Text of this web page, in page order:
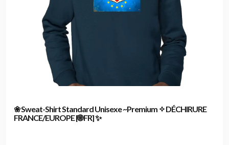
❀ Sweat-Shirt Standard Unisexe ~Premium ✧ DÉCHIRURE
FRANCE/EUROPE [🌐 FR] ✨